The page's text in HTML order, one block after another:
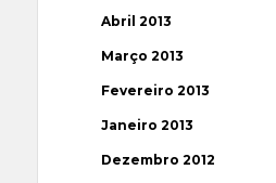
Abril 2013
Março 2013
Fevereiro 2013
Janeiro 2013
Dezembro 2012